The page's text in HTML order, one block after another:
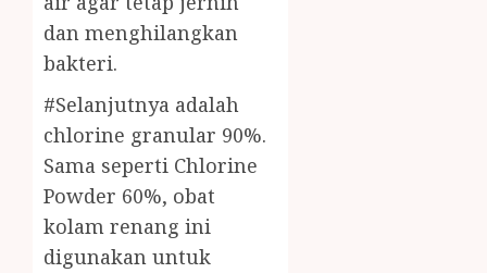
dan menghilangkan
bakteri.
#Selanjutnya adalah
chlorine granular 90%.
Sama seperti Chlorine
Powder 60%, obat
kolam renang ini
digunakan untuk